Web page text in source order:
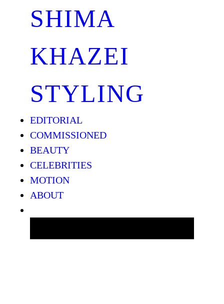
SHIMA
KHAZEI
STYLING
EDITORIAL
COMMISSIONED
BEAUTY
CELEBRITIES
MOTION
ABOUT